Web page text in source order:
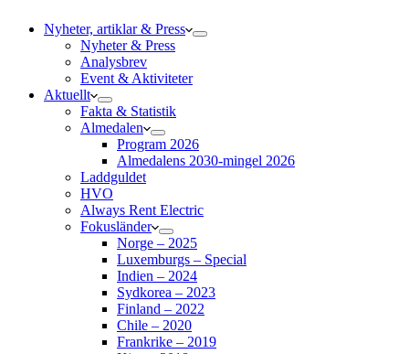
Nyheter, artiklar & Press
Nyheter & Press
Analysbrev
Event & Aktiviteter
Aktuellt
Fakta & Statistik
Almedalen
Program 2026
Almedalens 2030-mingel 2026
Laddguldet
HVO
Always Rent Electric
Fokusländer
Norge – 2025
Luxemburgs – Special
Indien – 2024
Sydkorea – 2023
Finland – 2022
Chile – 2020
Frankrike – 2019